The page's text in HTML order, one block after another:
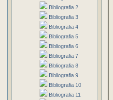
Bibliografia 2
Bibliografia 3
Bibliografia 4
Bibliografia 5
Bibliografia 6
Bibliografia 7
Bibliografia 8
Bibliografia 9
Bibliografia 10
Bibliografia 11